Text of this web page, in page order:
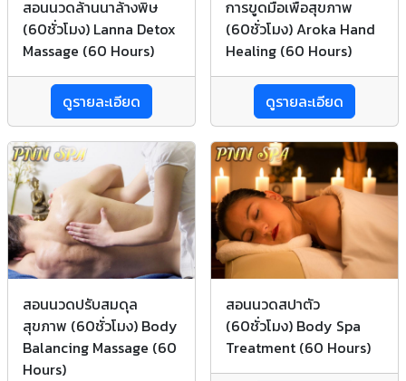
สอนนวดล้านนาล้างพิษ
(60ชั่วโมง) Lanna Detox
Massage (60 Hours)
ดูรายละเอียด
การขูดมือเพื่อสุขภาพ
(60ชั่วโมง) Aroka Hand
Healing (60 Hours)
ดูรายละเอียด
สอนนวดปรับสมดุล
สุขภาพ (60ชั่วโมง) Body
Balancing Massage (60
Hours)
สอนนวดสปาตัว
(60ชั่วโมง) Body Spa
Treatment (60 Hours)